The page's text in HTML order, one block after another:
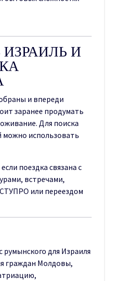
И
и впереди
заранее продумать
Для поиска
можно использовать
поездка связана с
встречами,
или переездом
для Израиля
граждан Молдовы,